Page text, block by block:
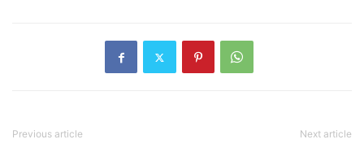
Previous article Next article